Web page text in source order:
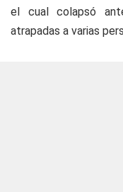
el cual colapsó
atrapadas a varias